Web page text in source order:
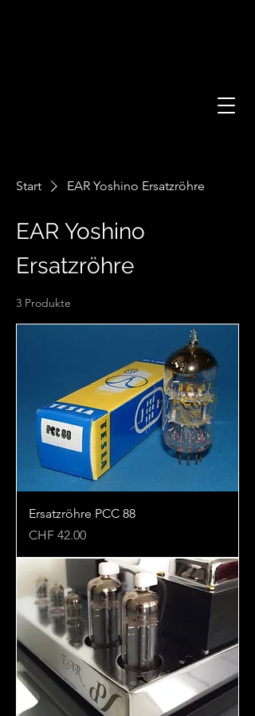
Start EAR Yoshino Ersatzröhre
EAR Yoshino
Ersatzröhre
3 Produkte
Ersatzröhre PCC 88
Preis
CHF 42.00